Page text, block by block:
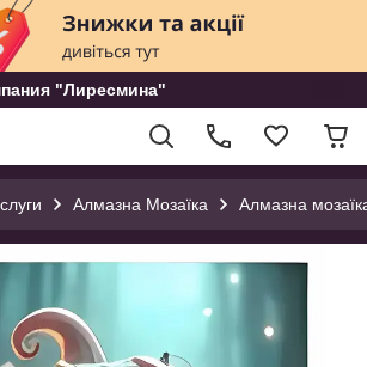
"Лиресмина"
Алмазна Мозаїка Алмазна